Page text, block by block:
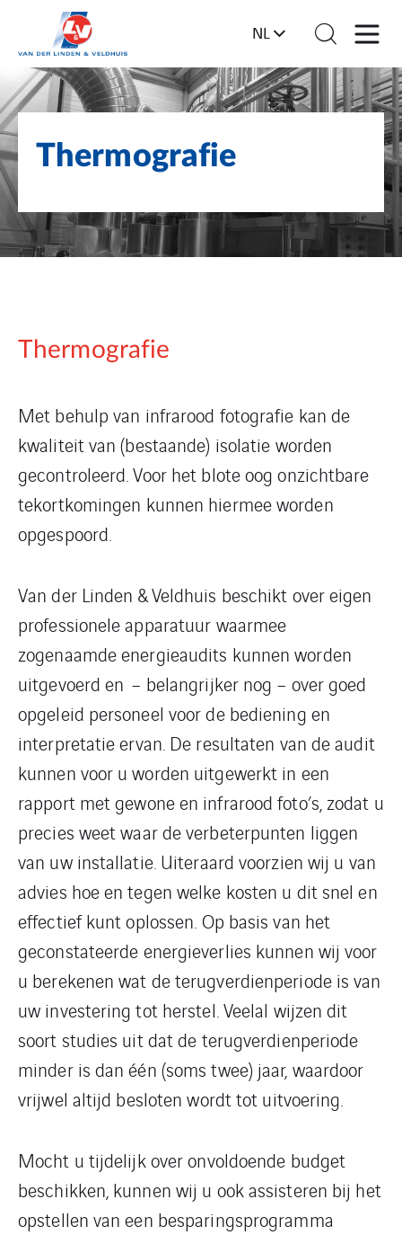
NL
Thermografie
Thermografie
Met behulp van infrarood fotografie kan de
kwaliteit van (bestaande) isolatie worden
gecontroleerd. Voor het blote oog onzichtbare
tekortkomingen kunnen hiermee worden
opgespoord.
Van der Linden & Veldhuis beschikt over eigen
professionele apparatuur waarmee
zogenaamde energieaudits kunnen worden
uitgevoerd en – belangrijker nog – over goed
opgeleid personeel voor de bediening en
interpretatie ervan. De resultaten van de audit
kunnen voor u worden uitgewerkt in een
rapport met gewone en infrarood foto’s, zodat u
precies weet waar de verbeterpunten liggen
van uw installatie. Uiteraard voorzien wij u van
advies hoe en tegen welke kosten u dit snel en
effectief kunt oplossen. Op basis van het
geconstateerde energieverlies kunnen wij voor
u berekenen wat de terugverdienperiode is van
uw investering tot herstel. Veelal wijzen dit
soort studies uit dat de terugverdienperiode
minder is dan één (soms twee) jaar, waardoor
vrijwel altijd besloten wordt tot uitvoering.
Mocht u tijdelijk over onvoldoende budget
beschikken, kunnen wij u ook assisteren bij het
opstellen van een besparingsprogramma